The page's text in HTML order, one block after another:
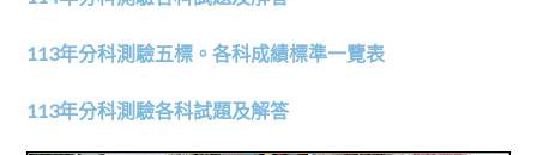
113年分科測驗五標。各科成績標準一覽表
113年分科測驗各科試題及解答